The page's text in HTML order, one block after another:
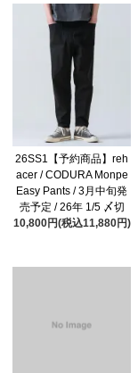
26SS1【予約商品】reh
acer / CODURA Monpe
Easy Pants / 3月中旬発
売予定 / 26年 1/5 〆切
10,800円(税込11,880円)